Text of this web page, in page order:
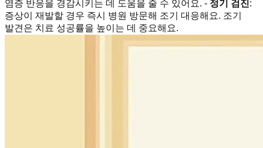
염증 반응을 경감시키는 데 도움을 줄 수 있어요. - 정기 검진:
증상이 재발할 경우 즉시 병원 방문해 조기 대응해요. 조기
발견은 치료 성공률을 높이는 데 중요해요.